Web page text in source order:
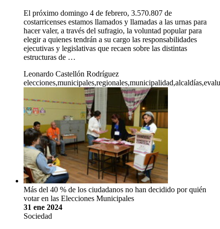
El próximo domingo 4 de febrero, 3.570.807 de
costarricenses estamos llamados y llamadas a las urnas para
hacer valer, a través del sufragio, la voluntad popular para
elegir a quienes tendrán a su cargo las responsabilidades
ejecutivas y legislativas que recaen sobre las distintas
estructuras de …
Leonardo Castellón Rodríguez
Más del 40 % de los ciudadanos no han decidido por quién
votar en las Elecciones Municipales
31 ene 2024
Sociedad